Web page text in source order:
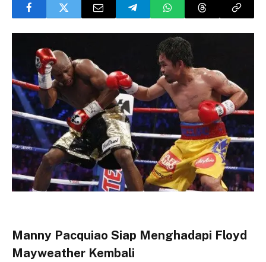
Manny Pacquiao Siap Menghadapi Floyd
Mayweather Kembali